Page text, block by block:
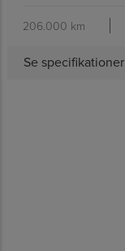
206.000 km
Se specifikationer